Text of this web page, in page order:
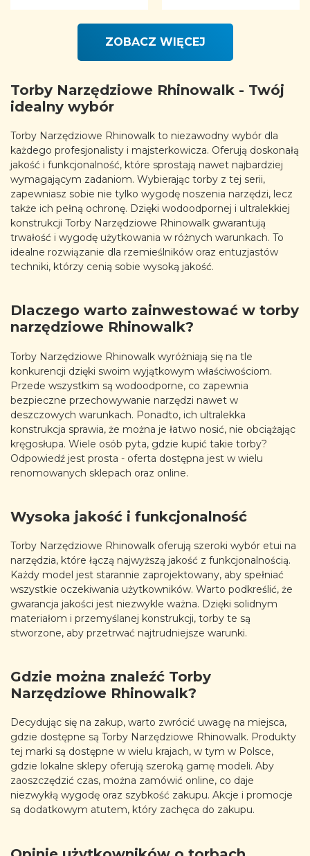
Rated
4.80out
ZOBACZ WIĘCEJ
Torby Narzędziowe Rhinowalk - Twój
idealny wybór
Torby Narzędziowe Rhinowalk to niezawodny wybór dla
każdego profesjonalisty i majsterkowicza. Oferują doskonałą
jakość i funkcjonalność, które sprostają nawet najbardziej
wymagającym zadaniom. Wybierając torby z tej serii,
zapewniasz sobie nie tylko wygodę noszenia narzędzi, lecz
także ich pełną ochronę. Dzięki wodoodpornej i ultralekkiej
konstrukcji Torby Narzędziowe Rhinowalk gwarantują
trwałość i wygodę użytkowania w różnych warunkach. To
idealne rozwiązanie dla rzemieślników oraz entuzjastów
techniki, którzy cenią sobie wysoką jakość.
Dlaczego warto zainwestować w torby
narzędziowe Rhinowalk?
Torby Narzędziowe Rhinowalk wyróżniają się na tle
konkurencji dzięki swoim wyjątkowym właściwościom.
Przede wszystkim są wodoodporne, co zapewnia
bezpieczne przechowywanie narzędzi nawet w
deszczowych warunkach. Ponadto, ich ultralekka
konstrukcja sprawia, że można je łatwo nosić, nie obciążając
kręgosłupa. Wiele osób pyta, gdzie kupić takie torby?
Odpowiedź jest prosta - oferta dostępna jest w wielu
renomowanych sklepach oraz online.
Wysoka jakość i funkcjonalność
Torby Narzędziowe Rhinowalk oferują szeroki wybór etui na
narzędzia, które łączą najwyższą jakość z funkcjonalnością.
Każdy model jest starannie zaprojektowany, aby spełniać
wszystkie oczekiwania użytkowników. Warto podkreślić, że
gwarancja jakości jest niezwykle ważna. Dzięki solidnym
materiałom i przemyślanej konstrukcji, torby te są
stworzone, aby przetrwać najtrudniejsze warunki.
Gdzie można znaleźć Torby
Narzędziowe Rhinowalk?
Decydując się na zakup, warto zwrócić uwagę na miejsca,
gdzie dostępne są Torby Narzędziowe Rhinowalk. Produkty
tej marki są dostępne w wielu krajach, w tym w Polsce,
gdzie lokalne sklepy oferują szeroką gamę modeli. Aby
zaoszczędzić czas, można zamówić online, co daje
niezwykłą wygodę oraz szybkość zakupu. Akcje i promocje
są dodatkowym atutem, który zachęca do zakupu.